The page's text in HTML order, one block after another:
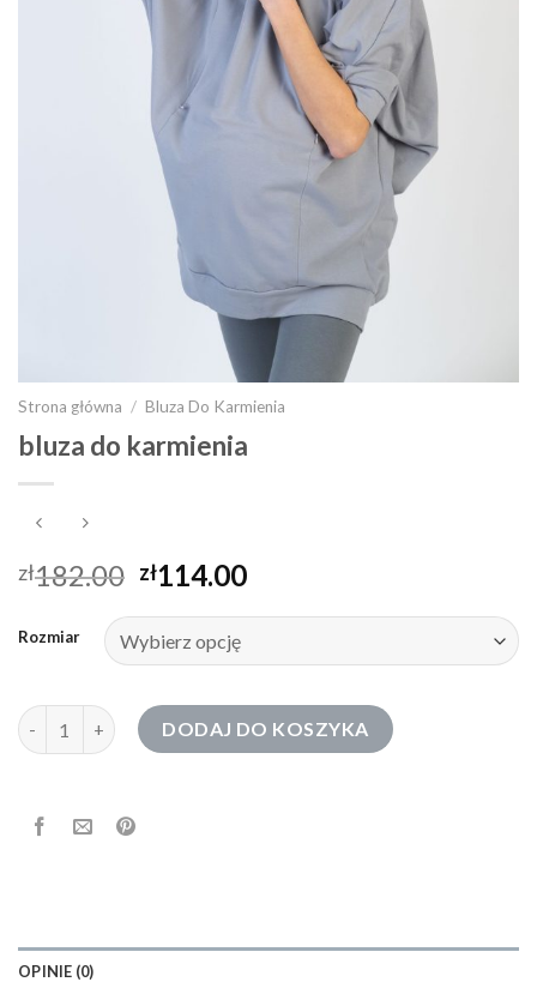
Strona główna / Bluza Do Karmienia
bluza do karmienia
zł182.00 zł114.00
Rozmiar
ilość bluza do karmieniaDODAJ DO KOSZYKA
OPINIE (0)